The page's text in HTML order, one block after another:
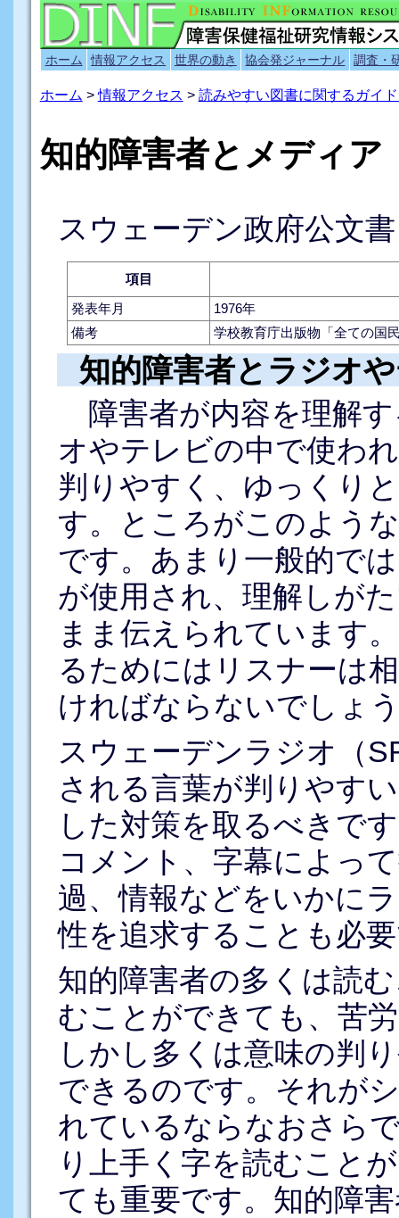
ホーム 情報アクセス 世界の動き 協会発ジャーナル 調査・
ホーム >情報アクセス > 読みやすい図書に関するガイ
知的障害者とメディア
スウェーデン政府公文
項目
発表年月
1976年
備考
学校教育庁出版物「全ての国
知的障害者とラジオ
障害者が内容を理解
オやテレビの中で使わ
判りやすく、ゆっくり
す。ところがこのよう
です。あまり一般的で
が使用され、理解しが
まま伝えられています
るためにはリスナーは
ければならないでしょ
スウェーデンラジオ（
される言葉が判りやす
した対策を取るべきで
コメント、字幕によっ
過、情報などをいかに
性を追求することも必
知的障害者の多くは読
むことができても、苦
しかし多くは意味の判
できるのです。それが
れているならなおさら
り上手く字を読むこと
ても重要です。知的障